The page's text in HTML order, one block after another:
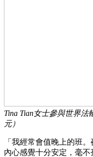
Tina Tian女士參與世界
元）
「我經常會值晚上的班
內心感覺十分安定，毫